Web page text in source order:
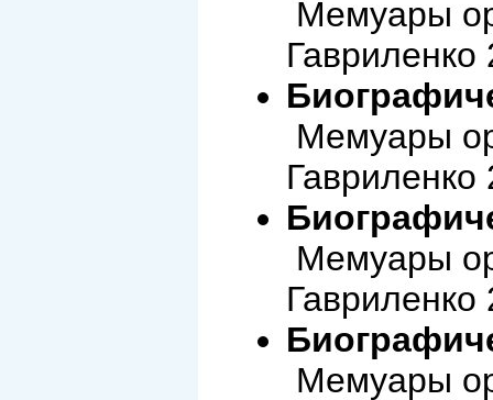
Мемуары
Мемуары
Мемуары
Мемуары